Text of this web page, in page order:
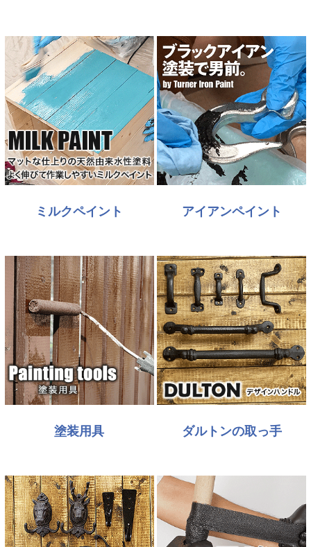
ミルクペイント アイアンペイント
塗装用具 ダルトンの取っ手